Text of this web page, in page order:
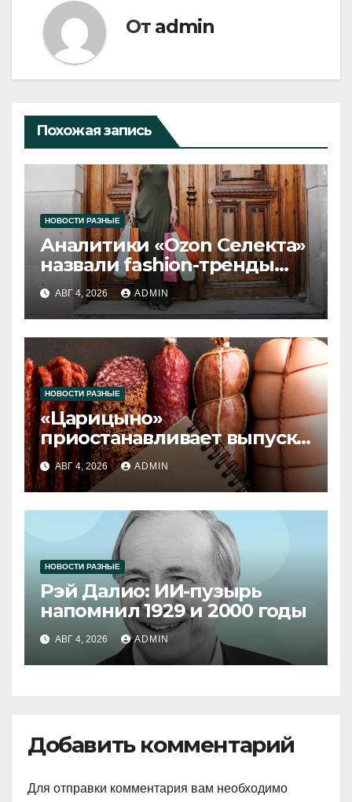
От admin
Похожая запись
НОВОСТИ РАЗНЫЕ
Аналитики «Ozon Селекта»
назвали fashion-тренды
2026 года
АВГ 4, 2026 ADMIN
НОВОСТИ РАЗНЫЕ
«Царицыно»
приостанавливает выпуск
продукции
АВГ 4, 2026 ADMIN
НОВОСТИ РАЗНЫЕ
Рэй Далио: ИИ-пузырь
напомнил 1929 и 2000 годы
АВГ 4, 2026 ADMIN
Добавить комментарий
Для отправки комментария вам необходимо